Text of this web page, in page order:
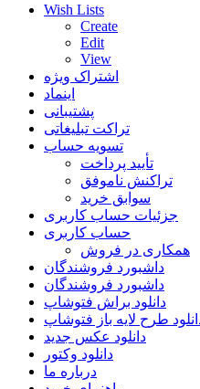
Wish Lists
Create
Edit
View
اشتراک ویژه
اینماد
پشتیبانی
تراکت تبلیغاتی
تسویه حساب
تأیید پرداخت
تراکنش ناموفق
سوابق خرید
جزئیات حساب کاربری
حساب کاربری
همکاری در فروش
داشبورد فروشندگان
داشبورد فروشندگان
دانلود براش فتوشاپ
طرح لایه باز فتوشاپ
دانلود عکس جدید
دانلود وکتور
درباره ما